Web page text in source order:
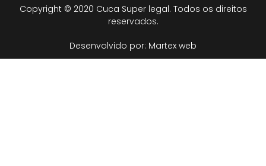
Copyright © 2020 Cuca Super legal. Todos os direitos
reservados.
Desenvolvido por: Martex web